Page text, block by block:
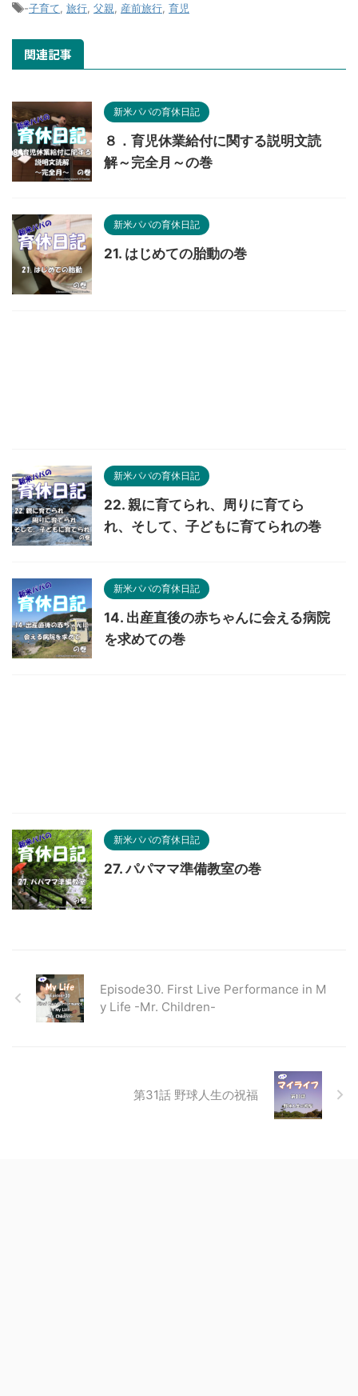
-子育て 旅行 父親 産前旅行 育児
関連記事
新米パパの育休日記
８．育児休業給付に関する説明文読
解～完全月～の巻
新米パパの育休日記
21. はじめての胎動の巻
新米パパの育休日記
22. 親に育てられ、周りに育てら
れ、そして、子どもに育てられの巻
新米パパの育休日記
14. 出産直後の赤ちゃんに会える病院
を求めての巻
新米パパの育休日記
27. パパママ準備教室の巻
Episode30. First Live Performance in M
y Life -Mr. Children-
第31話 野球人生の祝福